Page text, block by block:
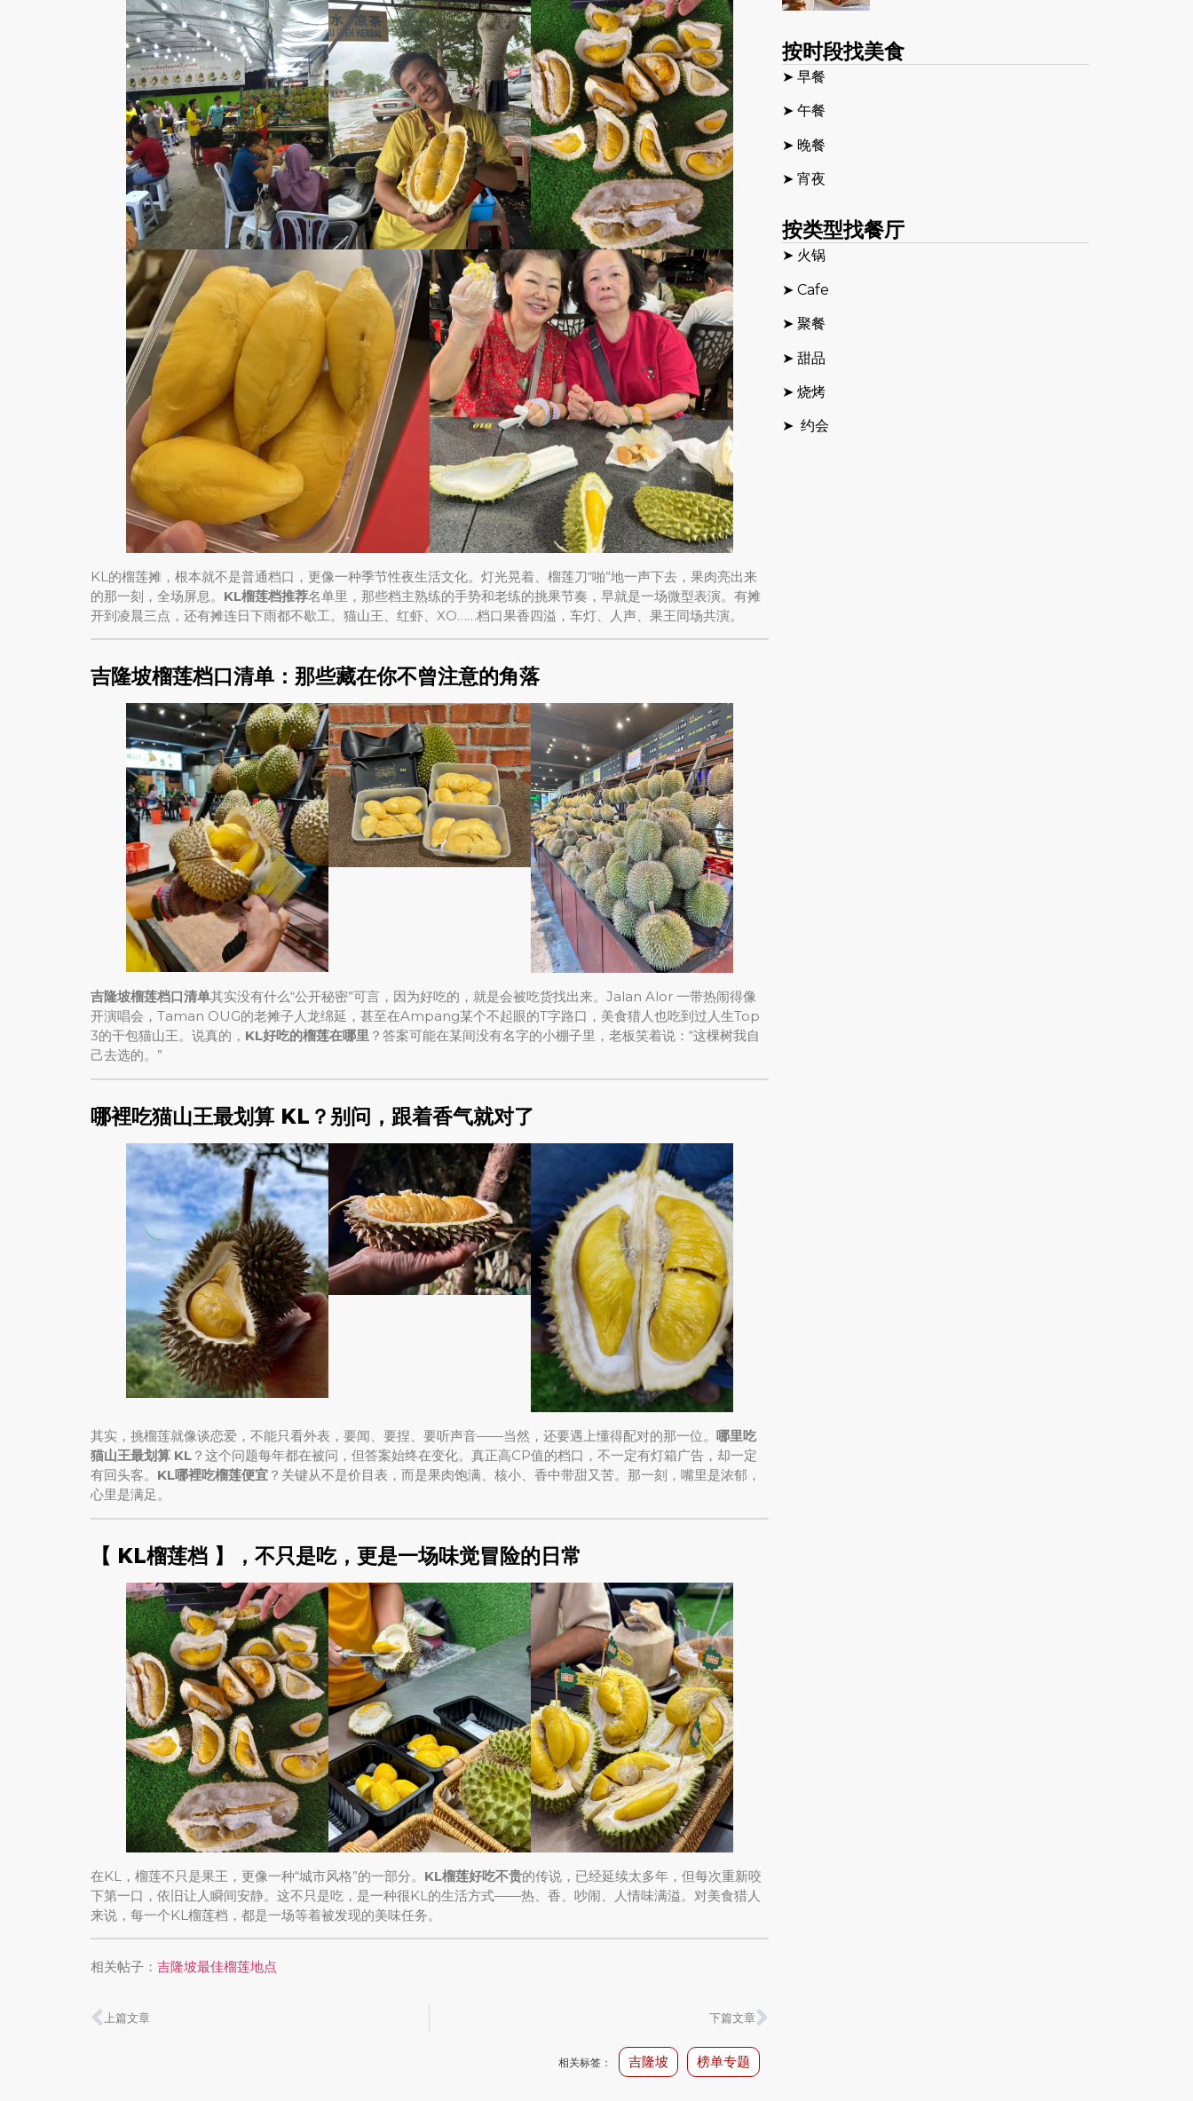
KL的榴莲摊，根本就不是普通档口，更像一种季节性夜生活文化。灯光晃着、榴莲刀“啪”地一声下去，果肉亮出来
的那一刻，全场屏息。 KL榴莲档推荐名单里，那些档主熟练的手势和老练的挑果节奏，早就是一场微型表演。有摊
开到凌晨三点，还有摊连日下雨都不歇工。猫山王、红虾、XO……档口果香四溢，车灯、人声、果王同场共演。
吉隆坡榴莲档口清单：那些藏在你不曾注意的角落
吉隆坡榴莲档口清单其实没有什么“公开秘密”可言，因为好吃的，就是会被吃货找出来。Jalan Alor 一带热闹得像
开演唱会，Taman OUG的老摊子人龙绵延，甚至在Ampang某个不起眼的T字路口，美食猎人也吃到过人生Top
3的干包猫山王。说真的， KL好吃的榴莲在哪里 ？答案可能在某间没有名字的小棚子里，老板笑着说：“这棵树我自
己去选的。”
哪裡吃猫山王最划算 KL？别问，跟着香气就对了
其实，挑榴莲就像谈恋爱，不能只看外表，要闻、要捏、要听声音——当然，还要遇上懂得配对的那一位。 哪里吃
猫山王最划算 KL ？这个问题每年都在被问，但答案始终在变化。真正高CP值的档口，不一定有灯箱广告，却一定
有回头客。 KL哪裡吃榴莲便宜 ？关键从不是价目表，而是果肉饱满、核小、香中带甜又苦。那一刻，嘴里是浓郁，
心里是满足。
【 KL榴莲档 】，不只是吃，更是一场味觉冒险的日常
在KL，榴莲不只是果王，更像一种“城市风格”的一部分。 KL榴莲好吃不贵的传说，已经延续太多年，但每次重新咬
下第一口，依旧让人瞬间安静。这不只是吃，是一种很KL的生活方式——热、香、吵闹、人情味满溢。对美食猎人
来说，每一个KL榴莲档，都是一场等着被发现的美味任务。
相关帖子： 吉隆坡最佳榴莲地点
上篇文章 下篇文章
相关标签： 吉隆坡 榜单专题
按时段找美食
➤ 早餐
➤ 午餐
➤ 晚餐
➤ 宵夜
按类型找餐厅
➤ 火锅
➤ Cafe
➤ 聚餐
➤ 甜品
➤ 烧烤
➤ 约会